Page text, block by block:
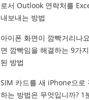
로서 Outlook 연락처를
내보내는 방법
아이폰 화면이 깜빡거리나
면 깜빡임을 해결하는 9가
된 방법
SIM 카드를 새 iPhone으로
하는 방법은 무엇입니까? 1